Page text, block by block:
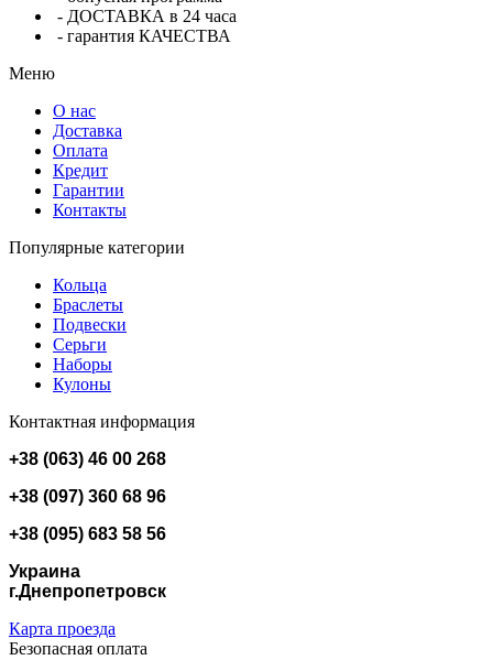
- ДОСТАВКА в 24 часа
- гарантия КАЧЕСТВА
Меню
О нас
Доставка
Оплата
Кредит
Гарантии
Контакты
Популярные категории
Кольца
Браслеты
Подвески
Серьги
Наборы
Кулоны
Контактная информация
+38 (063) 46 00 268
+38 (097) 360 68 96
+38 (095) 683 58 56
Украина
г.Днепропетровск
Карта проезда
Безопасная оплата